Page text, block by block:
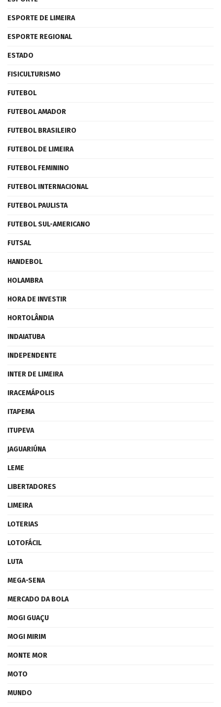
ESPORTE DE LIMEIRA
ESPORTE REGIONAL
ESTADO
FISICULTURISMO
FUTEBOL
FUTEBOL AMADOR
FUTEBOL BRASILEIRO
FUTEBOL DE LIMEIRA
FUTEBOL FEMININO
FUTEBOL INTERNACIONAL
FUTEBOL PAULISTA
FUTEBOL SUL-AMERICANO
FUTSAL
HANDEBOL
HOLAMBRA
HORA DE INVESTIR
HORTOLÂNDIA
INDAIATUBA
INDEPENDENTE
INTER DE LIMEIRA
IRACEMÁPOLIS
ITAPEMA
ITUPEVA
JAGUARIÚNA
LEME
LIBERTADORES
LIMEIRA
LOTERIAS
LOTOFÁCIL
LUTA
MEGA-SENA
MERCADO DA BOLA
MOGI GUAÇU
MOGI MIRIM
MONTE MOR
MOTO
MUNDO